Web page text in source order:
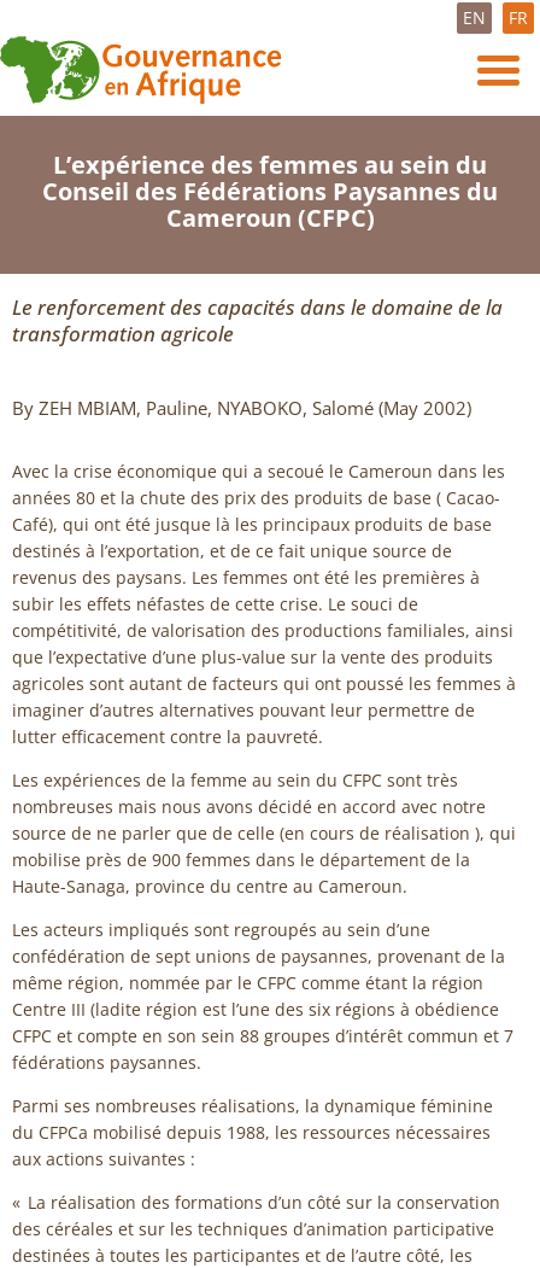
EN FR
L’expérience des femmes au sein du
Conseil des Fédérations Paysannes du
Cameroun (CFPC)
Le renforcement des capacités dans le domaine de la
transformation agricole
By ZEH MBIAM, Pauline, NYABOKO, Salomé (May 2002)
Avec la crise économique qui a secoué le Cameroun dans les
années 80 et la chute des prix des produits de base ( Cacao-
Café), qui ont été jusque là les principaux produits de base
destinés à l’exportation, et de ce fait unique source de
revenus des paysans. Les femmes ont été les premières à
subir les effets néfastes de cette crise. Le souci de
compétitivité, de valorisation des productions familiales, ainsi
que l’expectative d’une plus-value sur la vente des produits
agricoles sont autant de facteurs qui ont poussé les femmes à
imaginer d’autres alternatives pouvant leur permettre de
lutter efficacement contre la pauvreté.
Les expériences de la femme au sein du CFPC sont très
nombreuses mais nous avons décidé en accord avec notre
source de ne parler que de celle (en cours de réalisation ), qui
mobilise près de 900 femmes dans le département de la
Haute-Sanaga, province du centre au Cameroun.
Les acteurs impliqués sont regroupés au sein d’une
confédération de sept unions de paysannes, provenant de la
même région, nommée par le CFPC comme étant la région
Centre III (ladite région est l’une des six régions à obédience
CFPC et compte en son sein 88 groupes d’intérêt commun et 7
fédérations paysannes.
Parmi ses nombreuses réalisations, la dynamique féminine
du CFPCa mobilisé depuis 1988, les ressources nécessaires
aux actions suivantes :
« La réalisation des formations d’un côté sur la conservation
des céréales et sur les techniques d’animation participative
destinées à toutes les participantes et de l’autre côté, les